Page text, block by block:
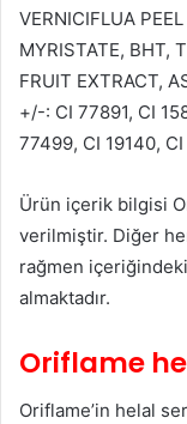
VERNICIFLUA
MYRISTATE, BHT,
FRUIT EXTRACT,
+/-: CI 77891, CI
77499, CI 19140,
Ürün içerik bilgisi
verilmiştir. Diğer
rağmen
almaktadır.
Oriflame
Oriflame’in helal